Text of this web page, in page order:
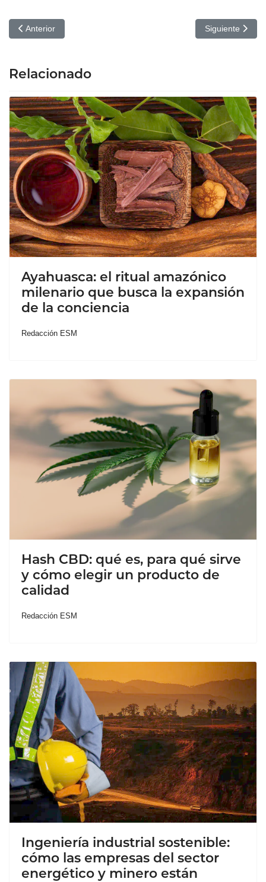
Artículo anterior: Turismo de casinos en España: Un nuevo
Anterior Artículo
Siguiente
Relacionado
Ayahuasca: el ritual amazónico
milenario que busca la expansión
de la conciencia
Redacción ESM
Hash CBD: qué es, para qué sirve
y cómo elegir un producto de
calidad
Redacción ESM
Ingeniería industrial sostenible:
cómo las empresas del sector
energético y minero están